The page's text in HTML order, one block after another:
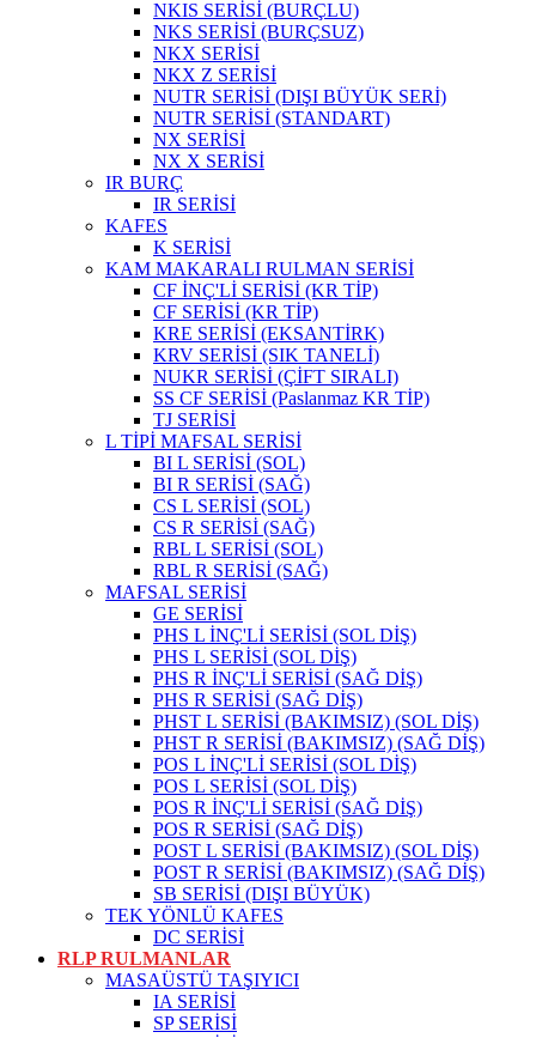
NKIS SERİSİ (BURÇLU)
NKS SERİSİ (BURÇSUZ)
NKX SERİSİ
NKX Z SERİSİ
NUTR SERİSİ (DIŞI BÜYÜK SERİ)
NUTR SERİSİ (STANDART)
NX SERİSİ
NX X SERİSİ
IR BURÇ
IR SERİSİ
KAFES
K SERİSİ
KAM MAKARALI RULMAN SERİSİ
CF İNÇ'Lİ SERİSİ (KR TİP)
CF SERİSİ (KR TİP)
KRE SERİSİ (EKSANTİRK)
KRV SERİSİ (SIK TANELİ)
NUKR SERİSİ (ÇİFT SIRALI)
SS CF SERİSİ (Paslanmaz KR TİP)
TJ SERİSİ
L TİPİ MAFSAL SERİSİ
BI L SERİSİ (SOL)
BI R SERİSİ (SAĞ)
CS L SERİSİ (SOL)
CS R SERİSİ (SAĞ)
RBL L SERİSİ (SOL)
RBL R SERİSİ (SAĞ)
MAFSAL SERİSİ
GE SERİSİ
PHS L İNÇ'Lİ SERİSİ (SOL DİŞ)
PHS L SERİSİ (SOL DİŞ)
PHS R İNÇ'Lİ SERİSİ (SAĞ DİŞ)
PHS R SERİSİ (SAĞ DİŞ)
PHST L SERİSİ (BAKIMSIZ) (SOL DİŞ)
PHST R SERİSİ (BAKIMSIZ) (SAĞ DİŞ)
POS L İNÇ'Lİ SERİSİ (SOL DİŞ)
POS L SERİSİ (SOL DİŞ)
POS R İNÇ'Lİ SERİSİ (SAĞ DİŞ)
POS R SERİSİ (SAĞ DİŞ)
POST L SERİSİ (BAKIMSIZ) (SOL DİŞ)
POST R SERİSİ (BAKIMSIZ) (SAĞ DİŞ)
SB SERİSİ (DIŞI BÜYÜK)
TEK YÖNLÜ KAFES
DC SERİSİ
RLP RULMANLAR
MASAÜSTÜ TAŞIYICI
IA SERİSİ
SP SERİSİ